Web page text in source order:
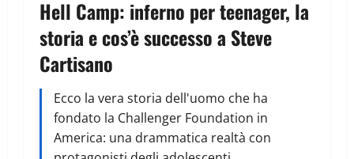
Hell Camp: inferno per teenager, la
storia e cos’è successo a Steve
Cartisano
Ecco la vera storia dell'uomo che ha
fondato la Challenger Foundation in
America: una drammatica realtà con